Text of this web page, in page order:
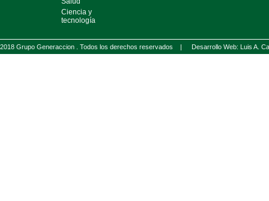
Ciencia y
tecnología
2018 Grupo Generaccion . Todos los derechos reservados | Desarrollo Web: Luis